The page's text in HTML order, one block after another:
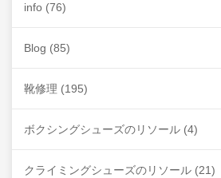
info (76)
Blog (85)
靴修理 (195)
ボクシングシューズのリソール (4)
クライミングシューズのリソール (21)